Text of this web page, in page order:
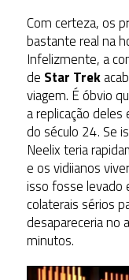
Com certeza, os
bastante real na
Infelizmente, a
de Star Trek
viagem. É óbvio
a replicação
do século 24. Se
Neelix teria
e os vidiianos
isso fosse levado
colaterais sérios
desapareceria no
minutos.